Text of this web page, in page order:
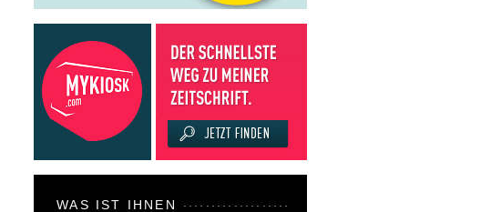
WAS IST IHNEN